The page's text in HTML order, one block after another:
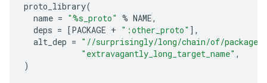
proto_library(
name = "%s_proto" % NAME,
deps = [PACKAGE + ":other_proto" ],
alt_dep = "//surprisingly/long/chain/of/package/
"extravagantly_long_target_name" ,
)